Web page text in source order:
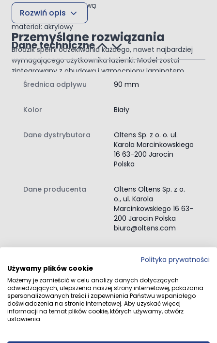
zintegrowany z obudową
brodzik płytki
materiał: akrylowy
Przemyślane rozwiązania
Brodzik spełni oczekiwania każdego, nawet najbardziej
wymagającego użytkownika łazienki. Model został
zintegrowany z obudową i wzmocniony laminatem
żywicznym.
zamontowanie.
brodzik półokrągły
Rozwiń opis
Dane techniczne
Średnica odpływu 90 mm
Kolor Biały
Dane dystrybutora
Oltens Sp. z o. o. ul.
Karola Marcinkowskiego
16 63-200 Jarocin
Polska
Dane producenta
Oltens Oltens Sp. z o.
o., ul. Karola
Marcinkowskiego 16 63-
200 Jarocin Polska
biuro@oltens.com
Przejdź do całego opisu
Opinie klientów
Polityka prywatności
Używamy plików cookie
Możemy je zamieścić w celu analizy danych dotyczących
odwiedzających, ulepszenia naszej strony internetowej, pokazania
spersonalizowanych treści i zapewnienia Państwu wspaniałego
doświadczenia na stronie internetowej. Aby uzyskać więcej
informacji na temat plików cookie, których używamy, otwórz
ustawienia.